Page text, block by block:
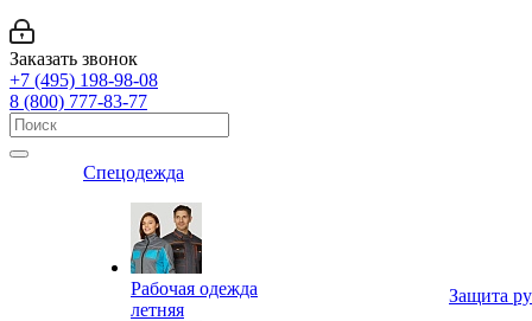
Заказать звонок
+7 (495) 198-98-08
8 (800) 777-83-77
Спецодежда
Рабочая одежда
летняя
Защита